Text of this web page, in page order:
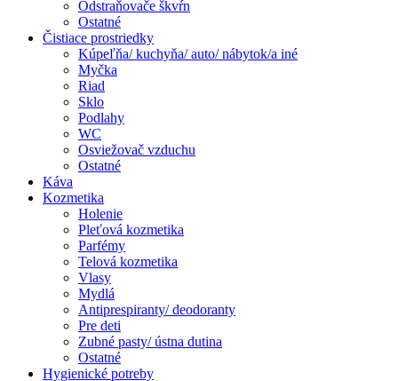
Odstraňovače škvŕn
Ostatné
Čistiace prostriedky
Kúpeľňa/ kuchyňa/ auto/ nábytok/a iné
Myčka
Riad
Sklo
Podlahy
WC
Osviežovač vzduchu
Ostatné
Káva
Kozmetika
Holenie
Pleťová kozmetika
Parfémy
Telová kozmetika
Vlasy
Mydlá
Antiprespiranty/ deodoranty
Pre deti
Zubné pasty/ ústna dutina
Ostatné
Hygienické potreby